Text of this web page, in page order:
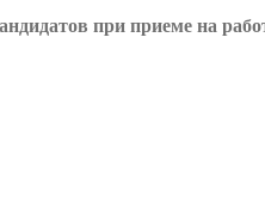
при приеме на